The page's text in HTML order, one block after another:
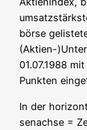
bör­se
(Aktien-
01.07.1988
Punk­ten
In der
sen­ach­se =